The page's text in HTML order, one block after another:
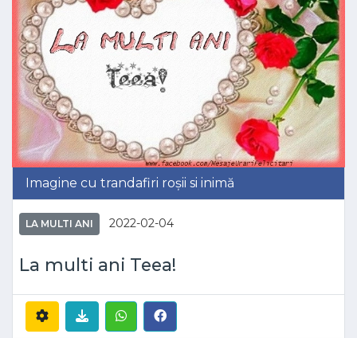
Imagine cu trandafiri roșii si inimă
LA MULTI ANI 2022-02-04
La multi ani Teea!